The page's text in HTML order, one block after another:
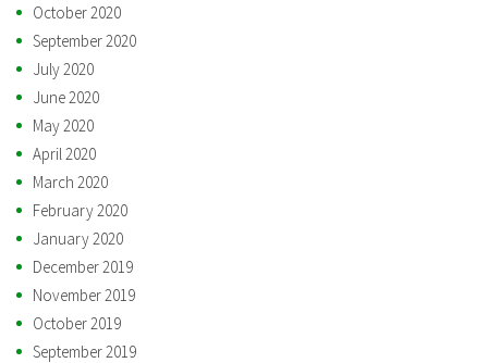
October 2020
September 2020
July 2020
June 2020
May 2020
April 2020
March 2020
February 2020
January 2020
December 2019
November 2019
October 2019
September 2019